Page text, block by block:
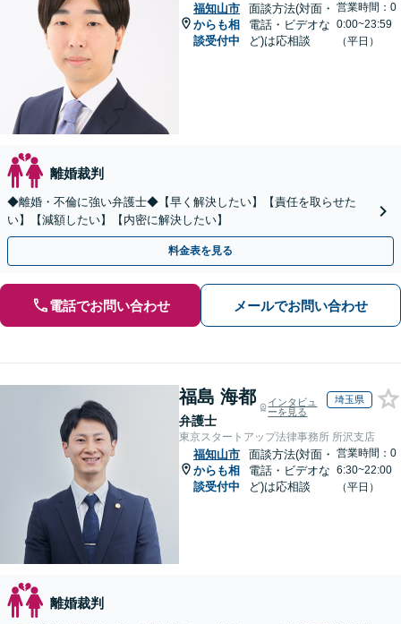
福知山市
からも相
談受付中
面談方法(対面・
電話・ビデオな
ど)は応相談
営業時間：0
0:00~23:59
（平日）
離婚裁判
◆離婚・不倫に強い弁護士◆【早く解決したい】【責任を取らせた
い】【減額したい】【内密に解決したい】
料金表を見る
電話でお問い合わせ メールでお問い合わせ
福島 海都
弁護士
インタビュ
ーを見る
埼玉県
東京スタートアップ法律事務所 所沢支店
福知山市
からも相
談受付中
面談方法(対面・
電話・ビデオな
ど)は応相談
営業時間：0
6:30~22:00
（平日）
離婚裁判